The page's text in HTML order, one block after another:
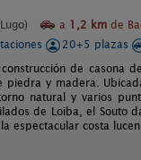
a 1,2 km de
20+5 plazas
de casona
piedra y madera.
natural y varios
de Loiba, el Souto
espectacular costa